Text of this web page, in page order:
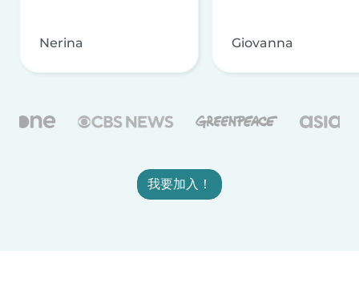
Nerina Giovanna
我要加入！